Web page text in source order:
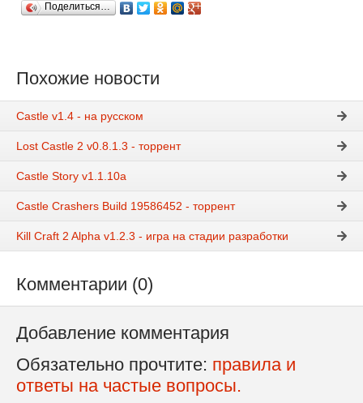
Поделиться…
Похожие новости
Castle v1.4 - на русском
Lost Castle 2 v0.8.1.3 - торрент
Castle Story v1.1.10a
Castle Crashers Build 19586452 - торрент
Kill Craft 2 Alpha v1.2.3 - игра на стадии разработки
Комментарии (0)
Добавление комментария
Обязательно прочтите: правила и
ответы на частые вопросы.